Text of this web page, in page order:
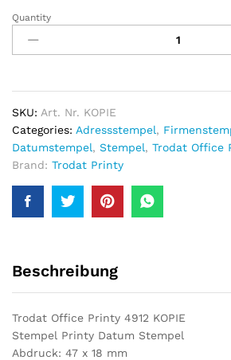
Trodat
Office
Printy
KOPIE-
Datum
Stempel
quantity
Quantity
SKU: Art. Nr. KOPIE
Categories: Adressstempel,
Datumstempel, Stempel, Trodat Office
Brand: Trodat Printy
Beschreibung
Trodat Office Printy 4912 KOPIE
Stempel Printy Datum Stempel
Abdruck: 47 x 18 mm